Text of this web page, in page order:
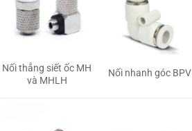
Nối thẳng siết ốc MH
và MHLH
Nối nhanh góc BPV